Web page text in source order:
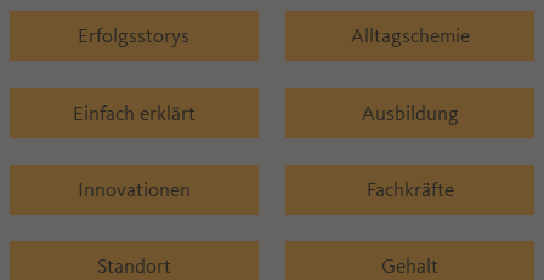
Erfolgsstorys Alltagschemie
Einfach erklärt Ausbildung
Innovationen Fachkräfte
Standort Gehalt